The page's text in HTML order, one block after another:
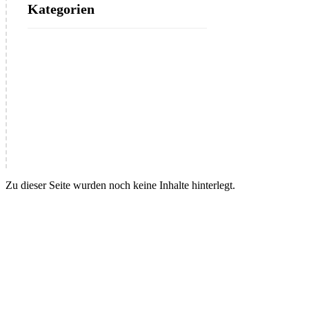
Kategorien
Zu dieser Seite wurden noch keine Inhalte hinterlegt.